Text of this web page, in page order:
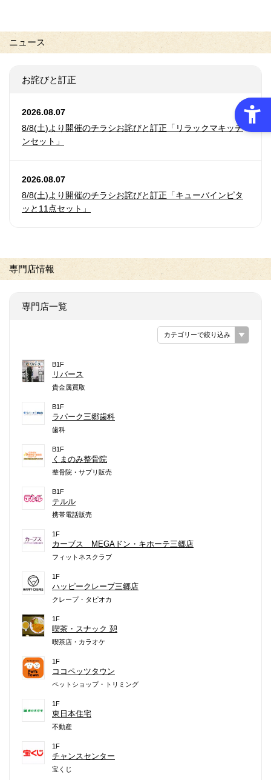
ニュース
お詫びと訂正
2026.08.07
8/8(土)より開催のチラシお詫びと訂正「リラックマキッチ
ンセット」
2026.08.07
8/8(土)より開催のチラシお詫びと訂正「キューバインピタ
ッと11点セット」
専門店情報
専門店一覧
カテゴリーで絞り込み
B1F
リバース
貴金属買取
B1F
ラパーク三郷歯科
歯科
B1F
くまのみ整骨院
整骨院・サプリ販売
B1F
テルル
携帯電話販売
1F
カーブス MEGAドン・キホーテ三郷店
フィットネスクラブ
1F
ハッピークレープ三郷店
クレープ・タピオカ
1F
喫茶・スナック 憩
喫茶店・カラオケ
1F
ココペッツタウン
ペットショップ・トリミング
1F
東日本住宅
不動産
1F
チャンスセンター
宝くじ